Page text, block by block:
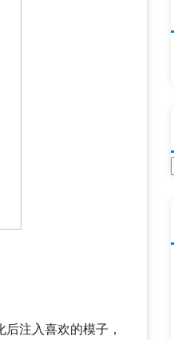
注入喜欢的模子，